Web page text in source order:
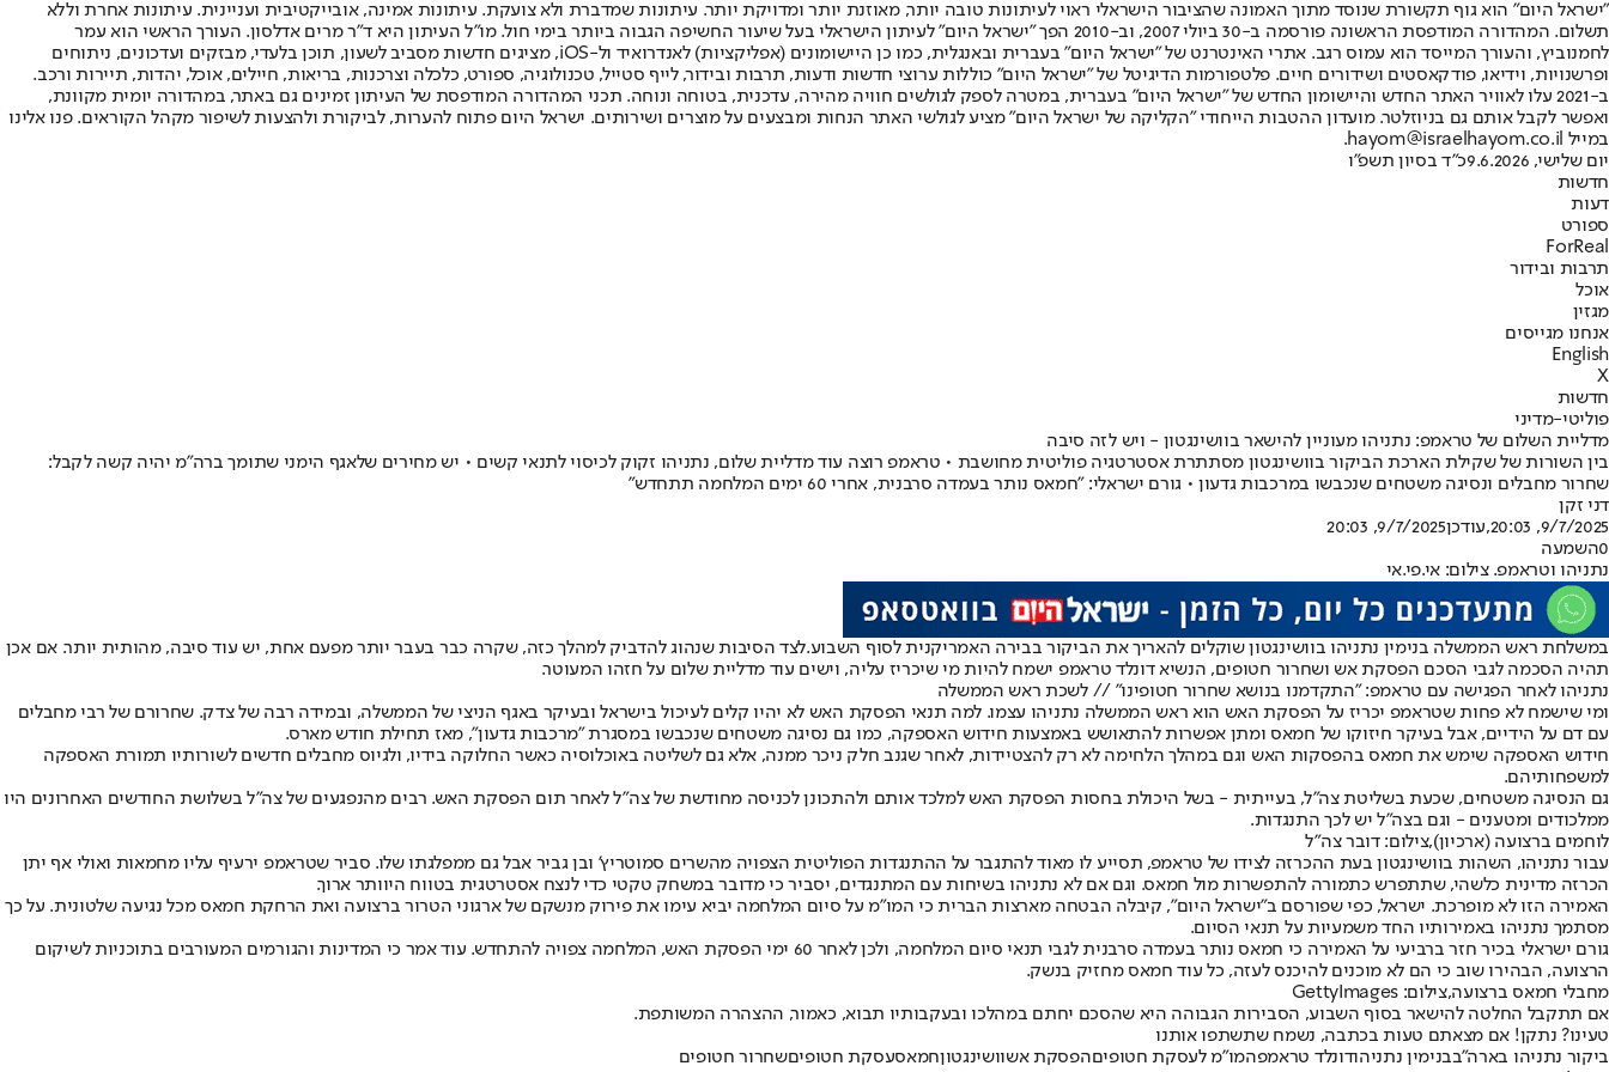
"ישראל היום" הוא גוף תקשורת שנוסד מתוך האמונה שהציבור הישראלי ראוי לעיתונות טובה יותר, מאוזנת יותר ומדויקת יותר. עיתונות שמדברת ולא צועקת. עיתונות אמינה, אובייקטיבית ועניינית. עיתונות אחרת וללא
תשלום. המהדורה המודפסת הראשונה פורסמה ב-30 ביולי 2007, וב-2010 הפך "ישראל היום" לעיתון הישראלי בעל שיעור החשיפה הגבוה ביותר בימי חול. מו"ל העיתון היא ד"ר מרים אדלסון. העורך הראשי הוא עמר
לחמנוביץ, והעורך המייסד הוא עמוס רגב. אתרי האינטרנט של "ישראל היום" בעברית ובאנגלית, כמו כן היישומונים (אפליקציות) לאנדרואיד ול-iOS, מציגים חדשות מסביב לשעון, תוכן בלעדי, מבזקים ועדכונים, ניתוחים
ופרשנויות, וידיאו, פודקאסטים ושידורים חיים. פלטפורמות הדיגיטל של "ישראל היום" כוללות ערוצי חדשות ודעות, תרבות ובידור, לייף סטייל, טכנולוגיה, ספורט, כלכלה וצרכנות, בריאות, חיילים, אוכל, יהדות, תיירות ורכב.
ב-2021 עלו לאוויר האתר החדש והיישומון החדש של "ישראל היום" בעברית, במטרה לספק לגולשים חוויה מהירה, עדכנית, בטוחה ונוחה. תכני המהדורה המודפסת של העיתון זמינים גם באתר, במהדורה יומית מקוונת,
ואפשר לקבל אותם גם בניוזלטר. מועדון ההטבות הייחודי "הקליקה של ישראל היום" מציע לגולשי האתר הנחות ומבצעים על מוצרים ושירותים. ישראל היום פתוח להערות, לביקורת ולהצעות לשיפור מקהל הקוראים. פנו אלינו
במייל hayom@israelhayom.co.il.
יום שלישי, 9.6.2026
כ"ד בסיון תשפ"ו
חדשות
דעות
ספורט
ForReal
תרבות ובידור
אוכל
מגזין
אנחנו מגייסים
English
X
חדשות
פוליטי-מדיני
מדליית השלום של טראמפ: נתניהו מעוניין להישאר בוושינגטון - ויש לזה סיבה
בין השורות של שקילת הארכת הביקור בוושינגטון מסתתרת אסטרטגיה פוליטית מחושבת • טראמפ רוצה עוד מדליית שלום, נתניהו זקוק לכיסוי לתנאי קשים • יש מחירים שלאגף הימני שתומך ברה"מ יהיה קשה לקבל:
שחרור מחבלים ונסיגה משטחים שנכבשו במרכבות גדעון • גורם ישראלי: "חמאס נותר בעמדה סרבנית, אחרי 60 ימים המלחמה תתחדש"
דני זקן
9/7/2025, 20:03
,עודכן9/7/2025, 20:03
0השמעה
נתניהו וטראמפ. צילום: אי.פי.אי
במשלחת ראש הממשלה בנימין נתניהו בוושינגטון שוקלים להאריך את הביקור בבירה האמריקנית לסוף השבוע.לצד הסיבות שנהוג להדביק למהלך כזה, שקרה כבר בעבר יותר מפעם אחת, יש עוד סיבה, מהותית יותר. אם אכן
תהיה הסכמה לגבי הסכם הפסקת אש ושחרור חטופים, הנשיא דונלד טראמפ ישמח להיות מי שיכריז עליה, וישים עוד מדליית שלום על חזהו המעוטר.
נתניהו לאחר הפגישה עם טראמפ: "התקדמנו בנושא שחרור חטופינו" // לשכת ראש הממשלה
ומי שישמח לא פחות שטראמפ יכריז על הפסקת האש הוא ראש הממשלה נתניהו עצמו. למה תנאי הפסקת האש לא יהיו קלים לעיכול בישראל ובעיקר באגף הניצי של הממשלה, ובמידה רבה של צדק. שחרורם של רבי מחבלים
עם דם על הידיים, אבל בעיקר חיזוקו של חמאס ומתן אפשרות להתאושש באמצעות חידוש האספקה, כמו גם נסיגה משטחים שנכבשו במסגרת "מרכבות גדעון", מאז תחילת חודש מארס.
חידוש האספקה שימש את חמאס בהפסקות האש וגם במהלך הלחימה לא רק להצטיידות, לאחר שגנב חלק ניכר ממנה, אלא גם לשליטה באוכלוסיה כאשר החלוקה בידיו, ולגיוס מחבלים חדשים לשורותיו תמורת האספקה
למשפחותיהם.
גם הנסיגה משטחים, שכעת בשליטת צה"ל, בעייתית - בשל היכולת בחסות הפסקת האש למלכד אותם ולהתכונן לכניסה מחודשת של צה"ל לאחר תום הפסקת האש. רבים מהנפגעים של צה"ל בשלושת החודשים האחרונים היו
ממלכודים ומטענים - וגם בצה"ל יש לכך התנגדות.
לוחמים ברצועה (ארכיון),צילום: דובר צה"ל
עבור נתניהו, השהות בוושינגטון בעת ההכרזה לצידו של טראמפ, תסייע לו מאוד להתגבר על ההתנגדות הפוליטית הצפויה מהשרים סמוטריץ' ובן גביר אבל גם ממפלגתו שלו. סביר שטראמפ ירעיף עליו מחמאות ואולי אף יתן
הכרזה מדינית כלשהי, שתתפרש כתמורה להתפשרות מול חמאס. וגם אם לא נתניהו בשיחות עם המתנגדים, יסביר כי מדובר במשחק טקטי כדי לנצח אסטרטגית בטווח היוותר ארוך.
האמירה הזו לא מופרכת. ישראל, כפי שפורסם ב"ישראל היום", קיבלה הבטחה מארצות הברית כי המו"מ על סיום המלחמה יביא עימו את פירוק מנשקם של ארגוני הטרור ברצועה ואת הרחקת חמאס מכל נגיעה שלטונית. על כך
מסתמך נתניהו באמירותיו החד משמעיות על תנאי הסיום.
גורם ישראלי בכיר חזר ברביעי על האמירה כי חמאס נותר בעמדה סרבנית לגבי תנאי סיום המלחמה, ולכן לאחר 60 ימי הפסקת האש, המלחמה צפויה להתחדש. עוד אמר כי המדינות והגורמים המעורבים בתוכניות לשיקום
הרצועה, הבהירו שוב כי הם לא מוכנים להיכנס לעזה, כל עוד חמאס מחזיק בנשק.
מחבלי חמאס ברצועה,צילום: GettyImages
אם תתקבל החלטה להישאר בסוף השבוע, הסבירות הגבוהה היא שהסכם יחתם במהלכו ובעקבותיו תבוא, כאמור, ההצהרה המשותפת.
טעינו? נתקן! אם מצאתם טעות בכתבה, נשמח שתשתפו אותנו
ביקור נתניהו בארה"בבנימין נתניהודונלד טראמפהמו"מ לעסקת חטופיםהפסקת אשוושינגטוןחמאסעסקת חטופיםשחרור חטופים